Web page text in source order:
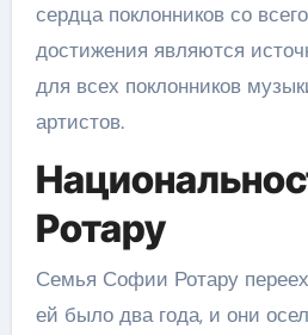
сердца поклонников со
достижения являются
для всех поклонников
артистов.
Ротару
Семья Софии Ротару
ей было два года, и они